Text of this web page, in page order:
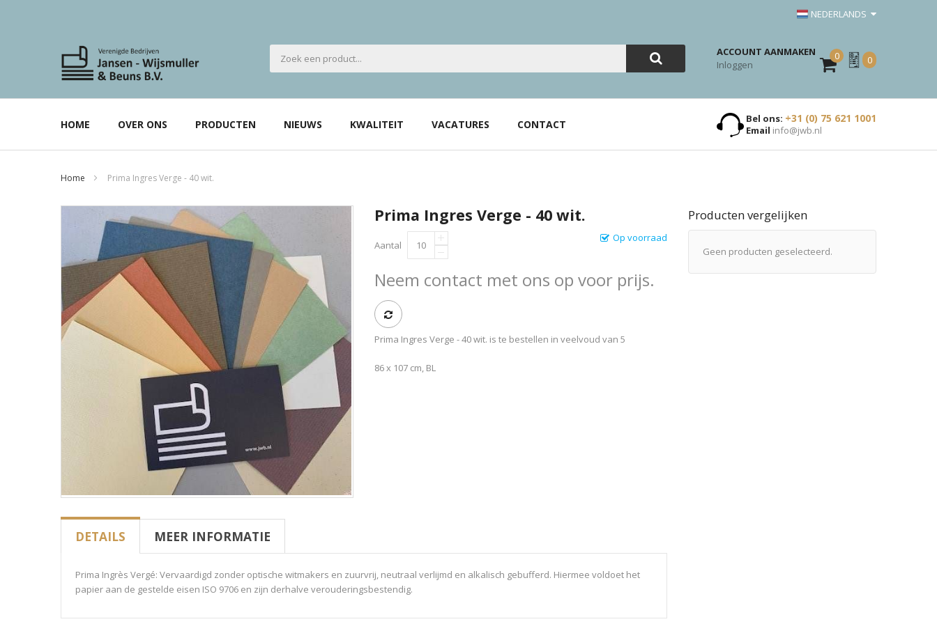
NEDERLANDS
ACCOUNT AANMAKEN
Inloggen
0
Mijn
Offerte
0
HOME OVER ONS PRODUCTEN NIEUWS KWALITEIT VACATURES CONTACT Bel ons: +31 (0) 75 621 1001
Email info@jwb.nl
Home Prima Ingres Verge - 40 wit.
Prima Ingres Verge - 40 wit.
Op voorraad
Aantal
Neem contact met ons op voor prijs.
Prima Ingres Verge - 40 wit. is te bestellen in veelvoud van 5
86 x 107 cm, BL
DETAILS MEER INFORMATIE
Prima Ingrès Vergé: Vervaardigd zonder optische witmakers en zuurvrij, neutraal verlijmd en alkalisch gebufferd. Hiermee voldoet het
papier aan de gestelde eisen ISO 9706 en zijn derhalve verouderingsbestendig.
Producten vergelijken
Geen producten geselecteerd.